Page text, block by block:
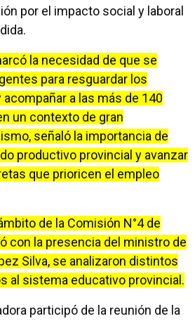
por el impacto social y laboral
la necesidad de que se
para resguardar los
a las más de 140
un contexto de gran
señaló la importancia de
productivo provincial y avanzar
que prioricen el empleo
de la Comisión N°4 de
con la presencia del ministro de
Silva, se analizaron distintos
al sistema educativo provincial.
participó de la reunión de la